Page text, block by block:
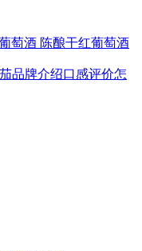
萄酒 陈酿干红葡萄酒
品牌介绍口感评价怎